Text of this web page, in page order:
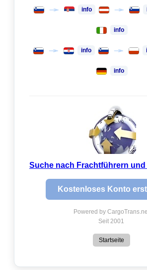
info
info
info
info
Suche nach Frachtführern
Kostenloses Konto
Powered by
Seit 2001
Startseite